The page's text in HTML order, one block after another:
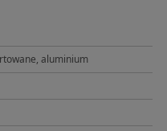
aluminium